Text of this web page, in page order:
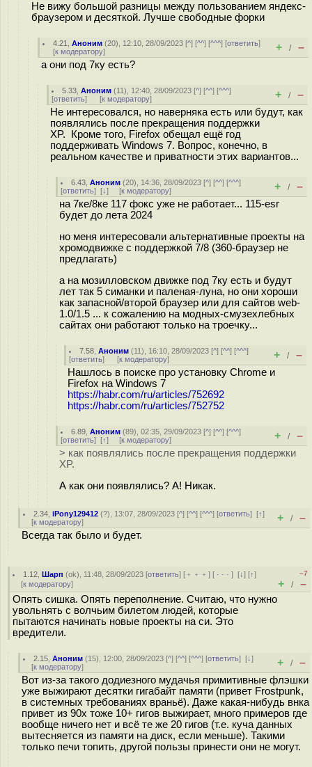
Не вижу большой разницы между пользованием яндекс-
браузером и десяткой. Лучше свободные форки
4.21 ,Аноним (20), 12:10, 28/09/2023 [^] [^^] [^^^] [ответить]
[к модератору] + / –
а они под 7ку есть?
5.33 ,Аноним (11), 12:40, 28/09/2023 [^] [^^] [^^^]
[ответить] [к модератору] + / –
Не интересовался, но наверняка есть или будут, как
появлялись после прекращения поддержки
XP. Кроме того, Firefox обещал ещё год
поддерживать Windows 7. Вопрос, конечно, в
реальном качестве и приватности этих вариантов...
6.43 ,Аноним (20), 14:36, 28/09/2023 [^] [^^] [^^^]
[ответить] [↓] [к модератору] + / –
на 7ке/8ке 117 фокс уже не работает... 115-esr
будет до лета 2024
но меня интересовали альтернативные проекты на
хромодвижке с поддержкой 7/8 (360-браузер не
предлагать)
а на мозилловском движке под 7ку есть и будут
лет так 5 симанки и паленая-луна, но они хороши
как запасной/второй браузер или для сайтов web-
1.0/1.5 ... к сожалению на модных-смузехлебных
сайтах они работают только на троечку...
7.58 ,Аноним (11), 16:10, 28/09/2023 [^] [^^] [^^^]
[ответить] [к модератору] + / –
Нашлось в поиске про установку Chrome и
Firefox на Windows 7
https://habr.com/ru/articles/752692
https://habr.com/ru/articles/752752
6.89 ,Аноним (89), 02:35, 29/09/2023 [^] [^^] [^^^]
[ответить] [↑] [к модератору] + / –
> как появлялись после прекращения поддержки
XP.
А как они появлялись? А! Никак.
2.34 ,iPony129412 (?), 13:07, 28/09/2023 [^] [^^] [^^^] [ответить][↑]
[к модератору] + / –
Всегда так было и будет.
1.12 ,Шарп (ok), 11:48, 28/09/2023 [ответить] [ ﹢﹢﹢] [ · · ·][↓] [↑]
[к модератору]
–7
+ / –
Опять сишка. Опять переполнение. Считаю, что нужно
увольнять с волчьим билетом людей, которые
пытаются начинать новые проекты на си. Это
вредители.
2.15 ,Аноним (15), 12:00, 28/09/2023 [^] [^^] [^^^] [ответить][↓]
[к модератору] + / –
Вот из-за такого додиезного мудачья примитивные флэшки
уже выжирают десятки гигабайт памяти (привет Frostpunk,
в системных требованиях враньё). Даже какая-нибудь внка
привет из 90х тоже 10+ гигов выжирает, много примеров где
вообще ничего нет и всё те же 20 гигов (т.е. куча данных
вытесняется из памяти на диск, если меньше). Такими
только печи топить, другой пользы принести они не могут.